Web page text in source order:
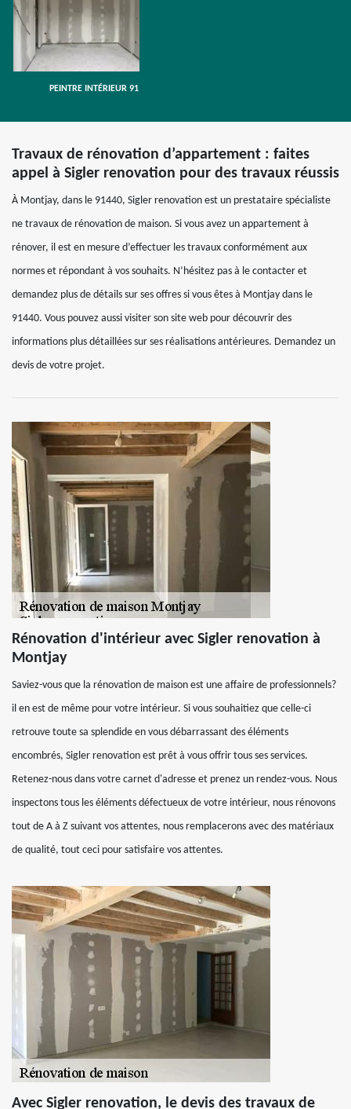
PEINTRE INTÉRIEUR 91
Travaux de rénovation d’appartement : faites
appel à Sigler renovation pour des travaux réussis
À Montjay, dans le 91440, Sigler renovation est un prestataire spécialiste
ne travaux de rénovation de maison. Si vous avez un appartement à
rénover, il est en mesure d’effectuer les travaux conformément aux
normes et répondant à vos souhaits. N’hésitez pas à le contacter et
demandez plus de détails sur ses offres si vous êtes à Montjay dans le
91440. Vous pouvez aussi visiter son site web pour découvrir des
informations plus détaillées sur ses réalisations antérieures. Demandez un
devis de votre projet.
Rénovation d'intérieur avec Sigler renovation à
Montjay
Saviez-vous que la rénovation de maison est une affaire de professionnels?
il en est de même pour votre intérieur. Si vous souhaitiez que celle-ci
retrouve toute sa splendide en vous débarrassant des éléments
encombrés, Sigler renovation est prêt à vous offrir tous ses services.
Retenez-nous dans votre carnet d'adresse et prenez un rendez-vous. Nous
inspectons tous les éléments défectueux de votre intérieur, nous rénovons
tout de A à Z suivant vos attentes, nous remplacerons avec des matériaux
de qualité, tout ceci pour satisfaire vos attentes.
Avec Sigler renovation, le devis des travaux de